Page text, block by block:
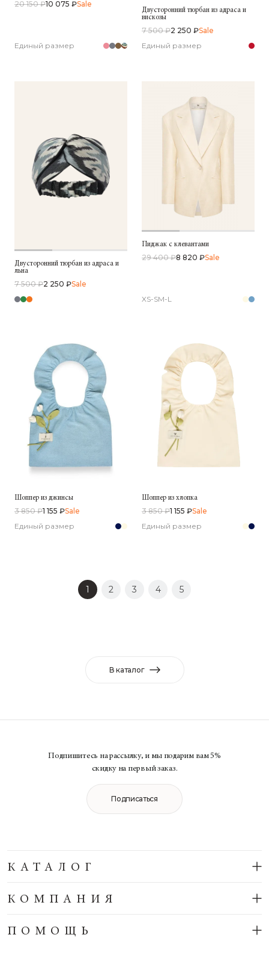
20 150 ₽10 075 ₽Sale
Единый размер
Двусторонний тюрбан из адраса и
вискозы
7 500 ₽2 250 ₽Sale
Единый размер
Двусторонний тюрбан из адраса и
льна
7 500 ₽2 250 ₽Sale
Пиджак с клевантами
29 400 ₽8 820 ₽Sale
XS-SM-L
Шоппер из джинсы
3 850 ₽1 155 ₽Sale
Единый размер
Шоппер из хлопка
3 850 ₽1 155 ₽Sale
Единый размер
1 2 3 4 5
В каталог
Подпишитесь на рассылку, и мы подарим вам 5%
скидку на первый заказ.
Подписаться
КАТАЛОГ
КОМПАНИЯ
ПОМОЩЬ